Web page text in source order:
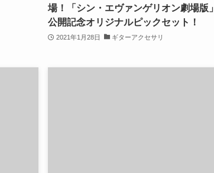
場！「シン・エヴァンゲリオン劇場版」
公開記念オリジナルピックセット！
2021年1月28日 ギターアクセサリ